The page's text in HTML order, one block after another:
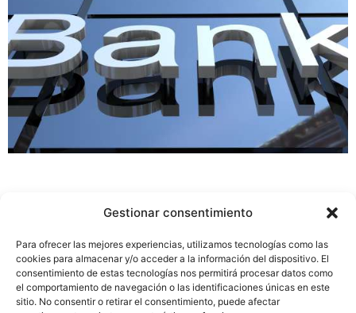
Gestionar consentimiento
Para ofrecer las mejores experiencias, utilizamos tecnologías como las
cookies para almacenar y/o acceder a la información del dispositivo. El
consentimiento de estas tecnologías nos permitirá procesar datos como
el comportamiento de navegación o las identificaciones únicas en este
sitio. No consentir o retirar el consentimiento, puede afectar
companies affected by banking malpractice in the
commercialization of complex financial products, such as
convertible bonds, Swaps and so on.